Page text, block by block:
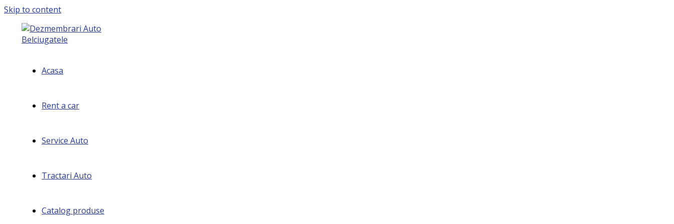
Skip to content
Acasa
Rent a car
Service Auto
Tractari Auto
Catalog produse